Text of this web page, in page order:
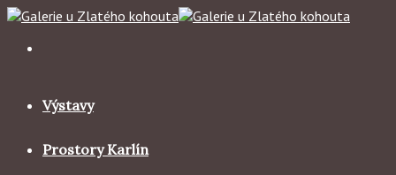
Skip
content
Výstavy
Prostory Karlín